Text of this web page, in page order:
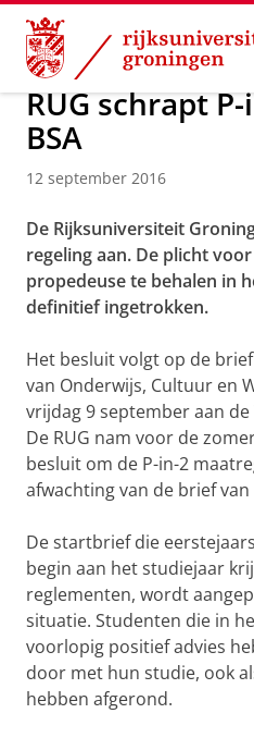
Skip
Content
Skip
Navigation
Over ons Actueel Nieuws
RUG schrapt
BSA
12 september 2016
De Rijksuniversiteit
regeling aan. De plicht
propedeuse te behalen in
definitief ingetrokken.
Het besluit volgt op de
van Onderwijs, Cultuur en
vrijdag 9 september aan
De RUG nam voor de
besluit om de P-in-2
afwachting van de brief
De startbrief die
begin aan het studiejaar
reglementen, wordt
situatie. Studenten die in
voorlopig positief advies
door met hun studie, ook
hebben afgerond.